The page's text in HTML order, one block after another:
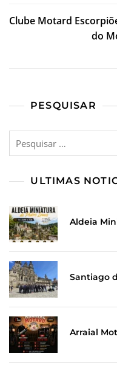
Clube Motard
do
PESQUISAR
Pesquisar
ULTIMAS
Aldeia
Santiago
Arraial